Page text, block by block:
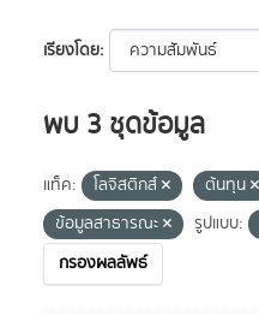
เรียงโดย
พบ 3 ชุดข้อมูล
แท็ค: โลจิสติกส์ ต้นทุน
ข้อมูลสาธารณะ
รูปแบบ:
กรองผลลัพธ์